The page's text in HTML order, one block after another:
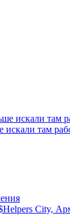
искали там
Helpers City,